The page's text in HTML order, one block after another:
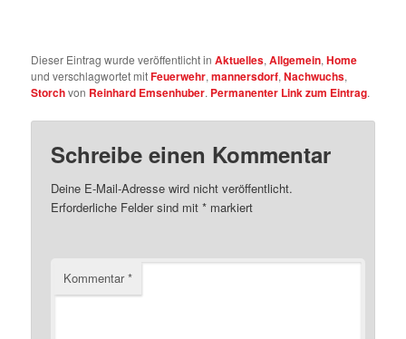
Dieser Eintrag wurde veröffentlicht inAktuelles,Allgemein,Home
und verschlagwortet mitFeuerwehr,mannersdorf,Nachwuchs,
Storchvon Reinhard Emsenhuber. Permanenter Link zum Eintrag.
Schreibe einen Kommentar
Deine E-Mail-Adresse wird nicht veröffentlicht.
Erforderliche Felder sind mit* markiert
Kommentar*